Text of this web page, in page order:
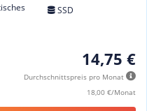
SSD
14,75 €
Durchschnittspreis pro Monat
18,00 €/Monat